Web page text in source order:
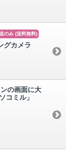
のみ (送料無料)
グカメラ
の画面に大
コミル」